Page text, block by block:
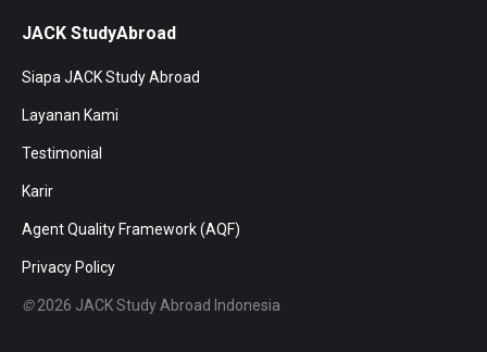
JACK StudyAbroad
Siapa JACK Study Abroad
Layanan Kami
Testimonial
Karir
Agent Quality Framework (AQF)
Privacy Policy
©2026 JACK Study Abroad Indonesia